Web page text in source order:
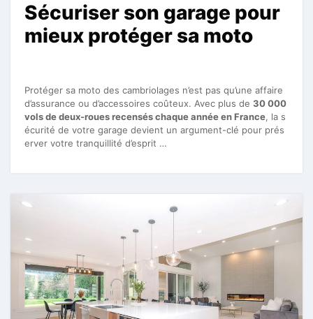
Sécuriser son garage pour
mieux protéger sa moto
Protéger sa moto des cambriolages n’est pas qu’une affaire
d’assurance ou d’accessoires coûteux. Avec plus de 30 000
vols de deux-roues recensés chaque année en France, la s
écurité de votre garage devient un argument-clé pour prés
erver votre tranquillité d’esprit …